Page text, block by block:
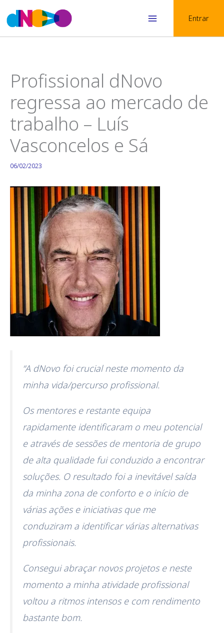
to
content
Entrar
Profissional dNovo
regressa ao mercado de
trabalho – Luís
Vasconcelos e Sá
06/02/2023
“A dNovo foi crucial neste momento da
minha vida/percurso profissional.
Os mentores e restante equipa
rapidamente identificaram o meu potencial
e através de sessões de mentoria de grupo
de alta qualidade fui conduzido a encontrar
soluções. O resultado foi a inevitável saída
da minha zona de conforto e o início de
várias ações e iniciativas que me
conduziram a identificar várias alternativas
profissionais.
Consegui abraçar novos projetos e neste
momento a minha atividade profissional
voltou a ritmos intensos e com rendimento
bastante bom.